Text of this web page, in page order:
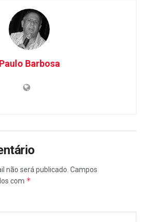
Paulo Barbosa
não será publicado. Campos
com *